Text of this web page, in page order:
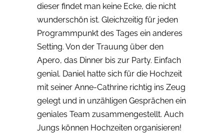
dieser findet man keine Ecke, die nicht
wunderschön ist. Gleichzeitig für jeden
Programmpunkt des Tages ein anderes
Setting. Von der Trauung über den
Apero, das Dinner bis zur Party. Einfach
genial. Daniel hatte sich für die Hochzeit
mit seiner Anne-Cathrine richtig ins Zeug
gelegt und in unzähligen Gesprächen ein
geniales Team zusammengestellt. Auch
Jungs können Hochzeiten organisieren!